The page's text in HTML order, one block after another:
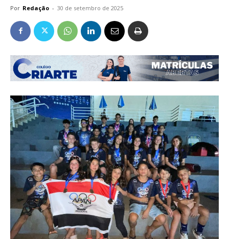
Por Redação - 30 de setembro de 2025